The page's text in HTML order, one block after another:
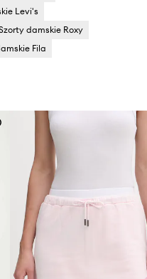
Levi's
damskie Roxy
Fila